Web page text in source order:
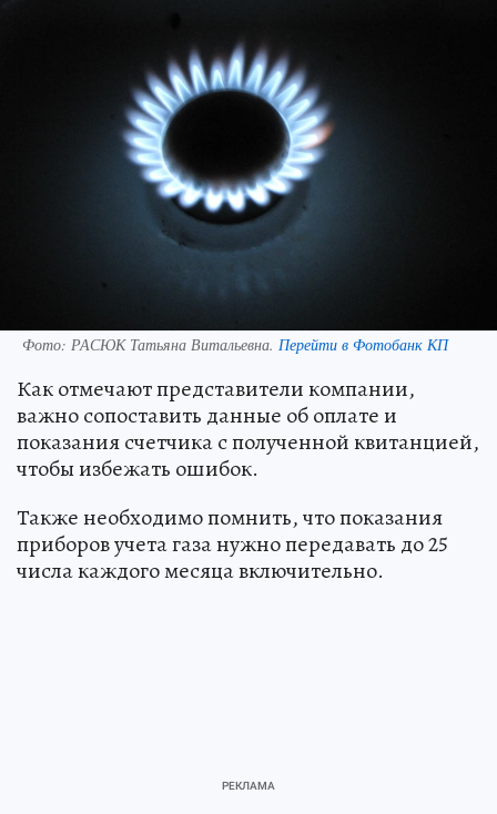
Фото: РАСЮК Татьяна Витальевна. Перейти в Фотобанк КП
Как отмечают представители компании,
важно сопоставить данные об оплате и
показания счетчика с полученной квитанцией,
чтобы избежать ошибок.
Также необходимо помнить, что показания
приборов учета газа нужно передавать до 25
числа каждого месяца включительно.